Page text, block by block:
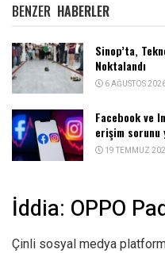
BENZER HABERLER
Sinop’ta,
Noktalandı
6 AĞUSTOS
Facebook ve
erişim sorunu
19 TEMMUZ
İddia: OPPO
Çinli sosyal medya